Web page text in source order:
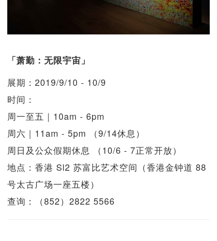
「萧勤：无限宇宙」
展期：2019/9/10 - 10/9
时间：
周一至五｜10am - 6pm
周六｜11am - 5pm （9/14休息）
周日及公众假期休息 （10/6 - 7正常开放）
地点：香港 Sl2 苏富比艺术空间（香港金钟道 88
号太古广场一座五楼）
查询：（852）2822 5566